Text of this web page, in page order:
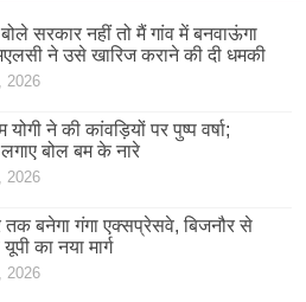
सरकार नहीं तो मैं गांव में बनवाऊंगा
ने उसे खारिज कराने की दी धमकी
2026
ने की कांवड़ियों पर पुष्प वर्षा;
बोल बम के नारे
2026
तक बनेगा गंगा एक्सप्रेसवे, बिजनौर से
का नया मार्ग
2026